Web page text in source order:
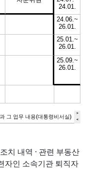
치 내역 · 관련 부동산
자인 소속기관 퇴직자